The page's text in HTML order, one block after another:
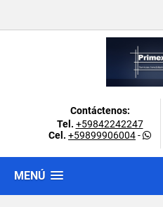
Contáctenos:
Tel. +59842242247
Cel. +59899906004-
MENÚ